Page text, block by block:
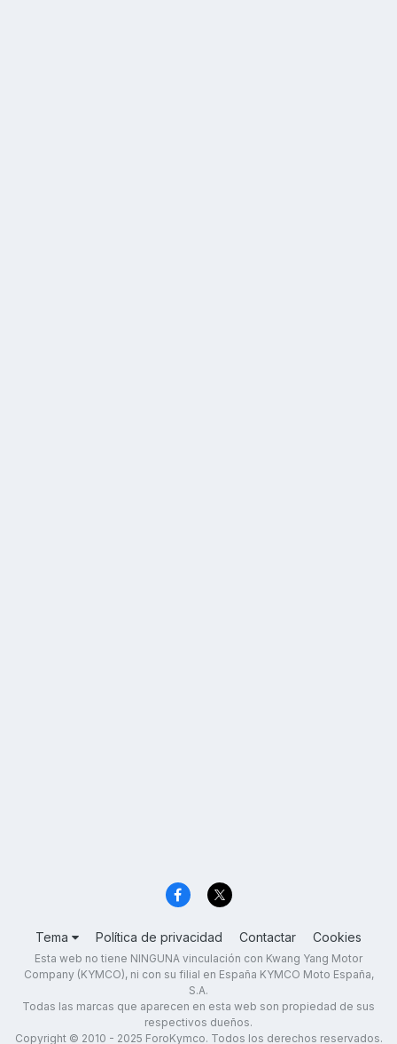
Tema Política de privacidad Contactar Cookies
Esta web no tiene NINGUNA vinculación con Kwang Yang Motor
Company (KYMCO), ni con su filial en España KYMCO Moto España,
S.A.
Todas las marcas que aparecen en esta web son propiedad de sus
respectivos dueños.
Copyright © 2010 - 2025 ForoKymco. Todos los derechos reservados.